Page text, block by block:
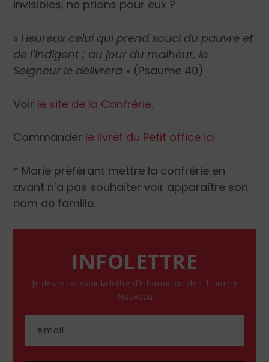
invisibles, ne prions pour eux ?
« Heureux celui qui prend souci du pauvre et
de l’indigent ; au jour du malheur, le
Seigneur le délivrera » (Psaume 40)
Voir le site de la Confrérie.
Commander le livret du Petit office ici.
* Marie préférant mettre la confrérie en
avant n’a pas souhaiter voir apparaître son
nom de famille.
INFOLETTRE
Je désire recevoir la lettre d'information de L'Homme
Nouveau